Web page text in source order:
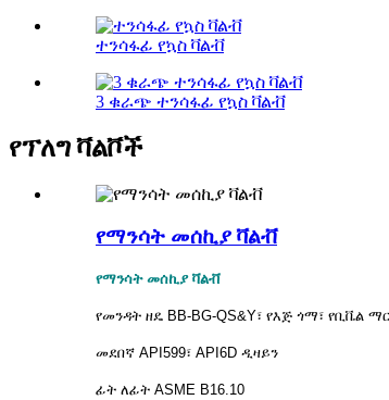
ተንሳፋፊ የኳስ ቫልቭ
3 ቁራጭ ተንሳፋፊ የኳስ ቫልቭ
የፕለግ ቫልቮች
የማንሳት መሰኪያ ቫልቭ
የማንሳት መሰኪያ ቫልቭ
የመንዳት ዘዴ BB-BG-QS&Y፣ የእጅ ጎማ፣ የቢቬል
መደበኛ API599፣ API6D ዲዛይን
ፊት ለፊት ASME B16.10